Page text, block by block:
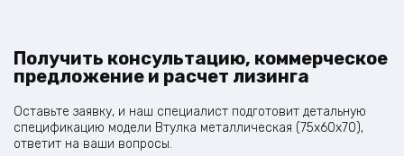
Получить консультацию, коммерческое
предложение и расчет лизинга
Оставьте заявку, и наш специалист подготовит детальную
спецификацию модели Втулка металлическая (75х60х70),
ответит на ваши вопросы.